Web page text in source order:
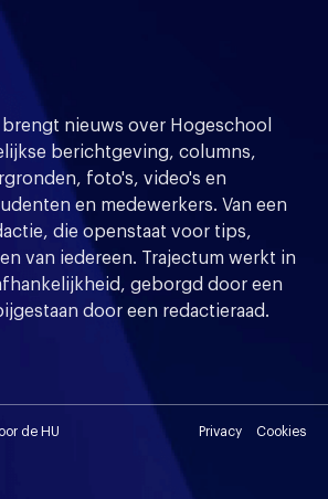
nieuws over Hogeschool
berichtgeving, columns,
foto's, video's en
en medewerkers. Van een
die openstaat voor tips,
van iedereen. Trajectum werkt in
geborgd door een
door een redactieraad.
de HU Privacy Cookies